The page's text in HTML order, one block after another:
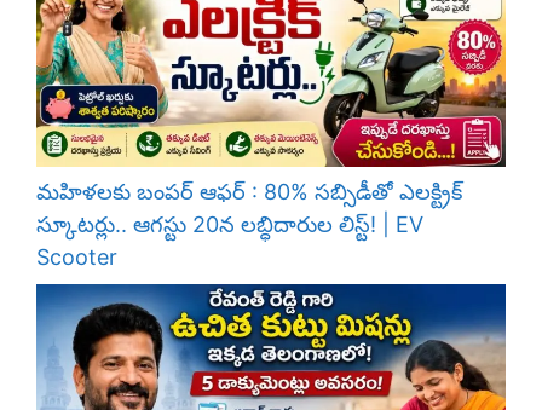
మహిళలకు బంపర్ ఆఫర్ : 80% సబ్సిడీతో ఎలక్ట్రిక్
స్కూటర్లు.. ఆగస్టు 20న లబ్ధిదారుల లిస్ట్! | EV
Scooter